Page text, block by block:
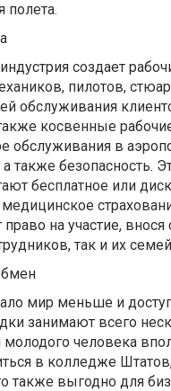
полета.
создает
пилотов,
обслуживания
косвенные
обслуживания в
также безопасность.
бесплатное или
право на участие,
так и их
мир меньше и
занимают всего
молодого человека
в колледже
также выгодно для